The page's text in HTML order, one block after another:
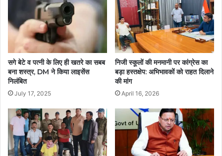
सगे बेटे व पत्नी के लिए ही खतरे का सबब
बना शस्त्र, DM ने किया लाइसेंस
निलंबित
July 17, 2025
निजी स्कूलों की मनमानी पर कांग्रेस का
बड़ा हस्तक्षेप: अभिभावकों को राहत दिलाने
की मांग
April 16, 2026